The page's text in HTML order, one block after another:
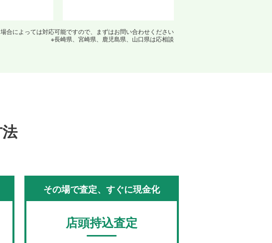
合によっては対応可能ですので、まずはお問い合わせください
※長崎県、宮崎県、鹿児島県、山口県は応相談
その場で査定、すぐに現金化
店頭持込査定